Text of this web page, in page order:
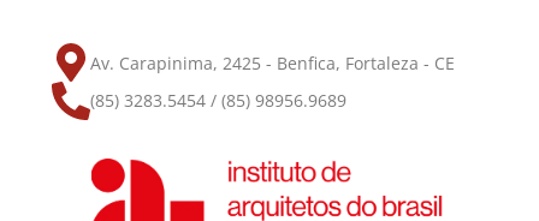
Av. Carapinima, 2425 - Benfica, Fortaleza - CE
(85) 3283.5454 / (85) 98956.9689